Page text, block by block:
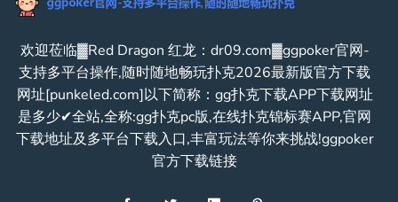
欢迎莅临▓Red Dragon 红龙：dr09.com▓ggpoker官网-
支持多平台操作,随时随地畅玩扑克2026最新版官方下载
网址[punkeled.com]以下简称：gg扑克下载APP下载网址
是多少✔全站,全称:gg扑克pc版,在线扑克锦标赛APP,官网
下载地址及多平台下载入口,丰富玩法等你来挑战!ggpoker
官方下载链接